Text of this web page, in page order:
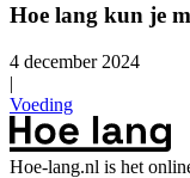
Hoe lang kun je
4 december 2024
|
Voeding
Hoe-lang.nl is het